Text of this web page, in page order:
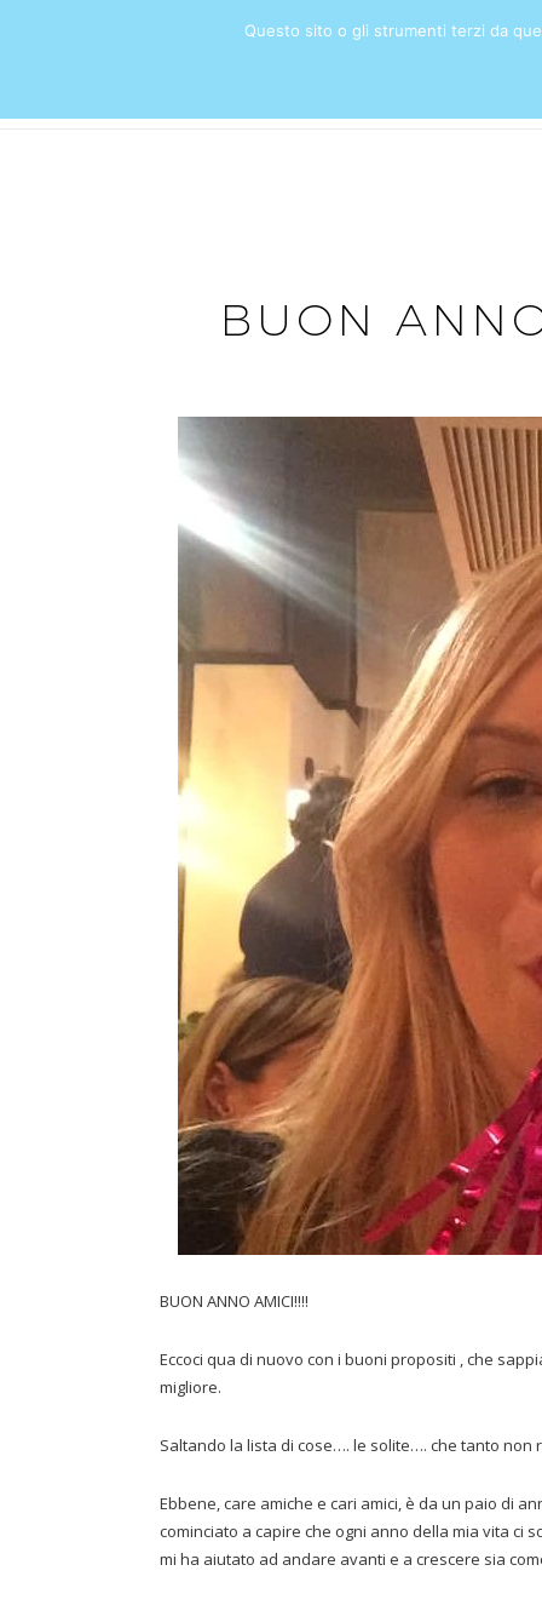
BUON
BUON ANNO AMICI!!!!
Eccoci qua di nuovo con i buoni propositi , che
migliore.
Saltando la lista di cose…. le solite…. che tanto
Ebbene, care amiche e cari amici, è da un paio di
cominciato a capire che ogni anno della mia vita ci
mi ha aiutato ad andare avanti e a crescere sia
Questo sito o gli strumenti terzi da